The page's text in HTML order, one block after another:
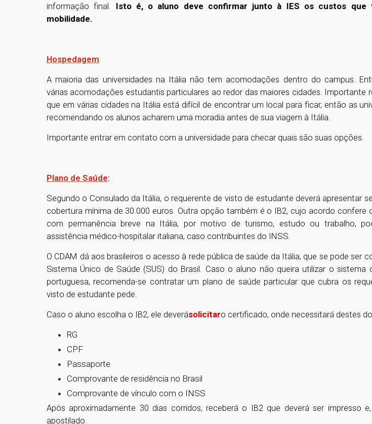
informação final. Isto é, o aluno deve confirmar junto à IES os custos que
mobilidade.
Hospedagem:
A maioria das universidades na Itália não tem acomodações dentro do campus.
várias acomodações estudantis particulares ao redor das maiores cidades. Importante
que em várias cidades na Itália está difícil de encontrar um local para ficar, então as
recomendando os alunos acharem uma moradia antes de sua viagem à Itália.
Importante entrar em contato com a universidade para checar quais são suas opções.
Plano de Saúde:
Segundo o Consulado da Itália, o requerente de visto de estudante deverá apresentar
cobertura mínima de 30.000 euros. Outra opção também é o IB2, cujo acordo confere
com permanência breve na Itália, por motivo de turismo, estudo ou trabalho,
assistência médico-hospitalar italiana, caso contribuintes do INSS.
O CDAM dá aos brasileiros o acesso à rede pública de saúde da Itália, que se pode ser
Sistema Único de Saúde (SUS) do Brasil. Caso o aluno não queira utilizar o sistema
portuguesa, recomenda-se contratar um plano de saúde particular que cubra os
visto de estudante pede.
Caso o aluno escolha o IB2, ele deverásolicitaro certificado, onde necessitará destes
RG
CPF
Passaporte
Comprovante de residência no Brasil
Comprovante de vínculo com o INSS
Após aproximadamente 30 dias corridos, receberá o IB2 que deverá ser impresso
apostilado.